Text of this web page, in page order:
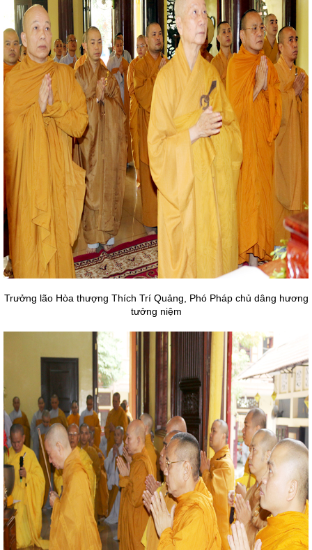
Trưởng lão Hòa thượng Thích Trí Quảng, Phó Pháp chủ dâng hương
tưởng niệm